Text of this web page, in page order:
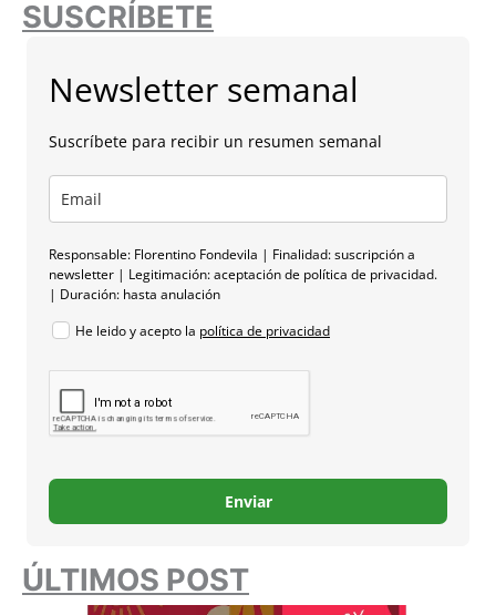
SUSCRÍBETE
Newsletter semanal
Suscríbete para recibir un resumen semanal
Responsable: Florentino Fondevila | Finalidad: suscripción a
newsletter | Legitimación: aceptación de política de privacidad.
| Duración: hasta anulación
He leido y acepto la política de privacidad
Enviar
ÚLTIMOS POST